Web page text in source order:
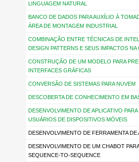
LINGUAGEM NATURAL
BANCO DE DADOS PARA AUXÍLIO À
ÁREA DE MONTAGEM INDUSTRIAL
COMBINAÇÃO ENTRE TÉCNICAS DE
DESIGN PATTERNS E SEUS IMPACTOS
CONSTRUÇÃO DE UM MODELO PARA
INTERFACES GRÁFICAS
CONVERSÃO DE SISTEMAS PARA NUVEM
DESCOBERTA DE CONHECIMENTO EM
DESENVOLVIMENTO DE APLICATIVO
USUÁRIOS DE DISPOSITIVOS MÓVEIS
DESENVOLVIMENTO DE FERRAMENTA
DESENVOLVIMENTO DE UM CHABOT
SEQUENCE-TO-SEQUENCE